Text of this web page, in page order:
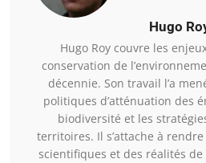
Hugo
Hugo Roy couvre les
conservation de
décennie. Son travail l’a
politiques d’atténuation des
biodiversité et les
territoires. Il s’attache à
scientifiques et des réalités